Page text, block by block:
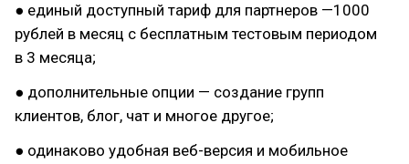
● единый доступный тариф для партнеров —1000
рублей в месяц с бесплатным тестовым периодом
в 3 месяца;
● дополнительные опции — создание групп
клиентов, блог, чат и многое другое;
● одинаково удобная веб-версия и мобильное